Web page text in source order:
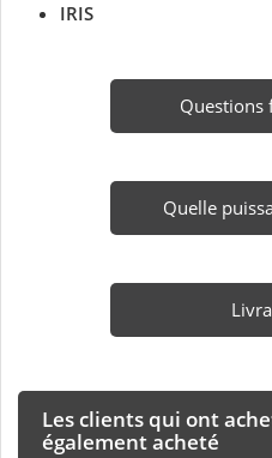
IRIS
Questions
Quelle
Les clients qui ont
également acheté